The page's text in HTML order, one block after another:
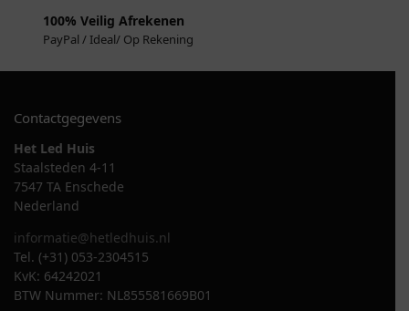
100% Veilig Afrekenen
PayPal / Ideal/ Op Rekening
Contactgegevens
Het Led Huis
Staalsteden 4-11
7547 TA Enschede
Nederland
informatie@hetledhuis.nl
Tel. (+31) 053-2304515
KvK: 64242021
BTW Nummer: NL855581669B01